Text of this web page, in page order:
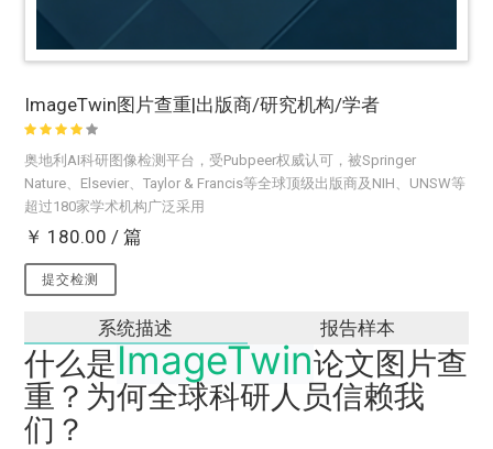
ImageTwin图片查重|出版商/研究机构/学者
奥地利AI科研图像检测平台，受Pubpeer权威认可，被Springer
Nature、Elsevier、Taylor & Francis等全球顶级出版商及NIH、UNSW等
超过180家学术机构广泛采用
￥ 180.00 / 篇
提交检测
系统描述 报告样本
什么是ImageTwin论文图片查
重？为何全球科研人员信赖我
们？